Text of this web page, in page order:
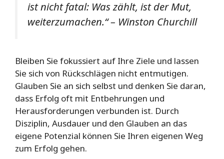
ist nicht fatal: Was zählt, ist der Mut,
weiterzumachen.“ – Winston Churchill
Bleiben Sie fokussiert auf Ihre Ziele und lassen
Sie sich von Rückschlägen nicht entmutigen.
Glauben Sie an sich selbst und denken Sie daran,
dass Erfolg oft mit Entbehrungen und
Herausforderungen verbunden ist. Durch
Disziplin, Ausdauer und den Glauben an das
eigene Potenzial können Sie Ihren eigenen Weg
zum Erfolg gehen.